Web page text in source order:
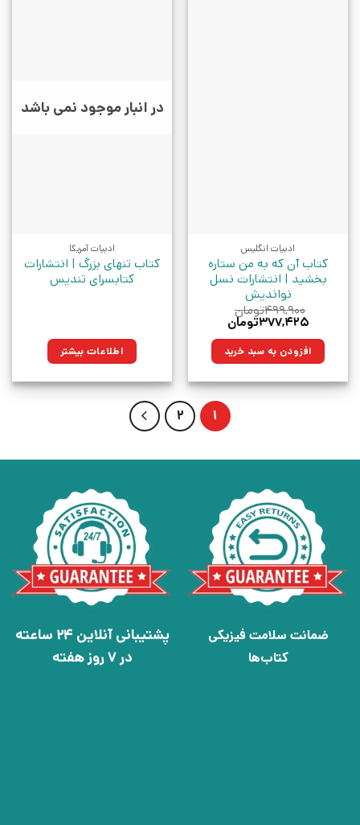
ادبیات انگلیس
کتاب آن که به من ستاره
بخشید | انتشارات نسل
نواندیش
۴۹۹,۹۰۰تومان
قیمت
۴۹۹,۹۰۰تومان
بود.
۳۷۷,۴۲۵تومان
۳۷۷,۴۲۵تومان.افزودن به سبد خرید
در انبار موجود نمی باشد
ادبیات آمریکا
کتاب تنهای بزرگ | انتشارات
کتابسرای تندیس
اطلاعات بیشتر
1
2
ضمانت سلامت فیزیکی
کتاب‌ها
پشتیبانی آنلاین 24 ساعته
در 7 روز هفته